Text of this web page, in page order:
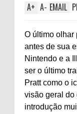
A+ A- EMAIL
O último olhar
antes de sua
Nintendo e a
ser o último
Pratt como o
visão geral do
introdução